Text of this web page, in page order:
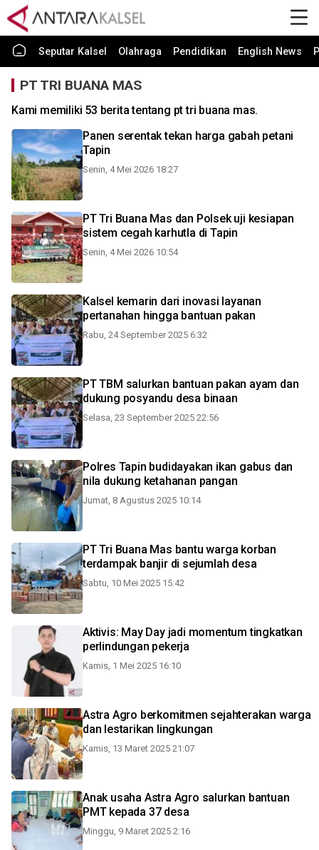
Seputar Kalsel Olahraga Pendidikan English News
PT TRI BUANA MAS
Kami memiliki 53 berita tentang pt tri buana mas.
Panen serentak tekan harga gabah petani
Tapin
Senin, 4 Mei 2026 18:27
PT Tri Buana Mas dan Polsek uji kesiapan
sistem cegah karhutla di Tapin
Senin, 4 Mei 2026 10:54
Kalsel kemarin dari inovasi layanan
pertanahan hingga bantuan pakan
Rabu, 24 September 2025 6:32
PT TBM salurkan bantuan pakan ayam dan
dukung posyandu desa binaan
Selasa, 23 September 2025 22:56
Polres Tapin budidayakan ikan gabus dan
nila dukung ketahanan pangan
Jumat, 8 Agustus 2025 10:14
PT Tri Buana Mas bantu warga korban
terdampak banjir di sejumlah desa
Sabtu, 10 Mei 2025 15:42
Aktivis: May Day jadi momentum tingkatkan
perlindungan pekerja
Kamis, 1 Mei 2025 16:10
Astra Agro berkomitmen sejahterakan warga
dan lestarikan lingkungan
Kamis, 13 Maret 2025 21:07
Anak usaha Astra Agro salurkan bantuan
PMT kepada 37 desa
Minggu, 9 Maret 2025 2:16